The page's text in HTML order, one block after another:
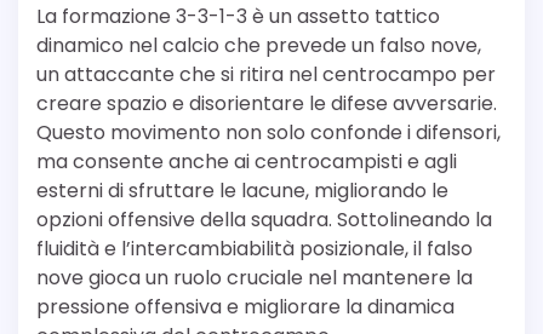
La formazione 3-3-1-3 è un assetto tattico
dinamico nel calcio che prevede un falso nove,
un attaccante che si ritira nel centrocampo per
creare spazio e disorientare le difese avversarie.
Questo movimento non solo confonde i difensori,
ma consente anche ai centrocampisti e agli
esterni di sfruttare le lacune, migliorando le
opzioni offensive della squadra. Sottolineando la
fluidità e l’intercambiabilità posizionale, il falso
nove gioca un ruolo cruciale nel mantenere la
pressione offensiva e migliorare la dinamica